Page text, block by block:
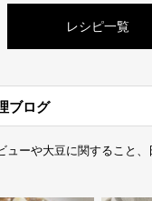
レシピ一覧
ブログ
ューや大豆に関すること